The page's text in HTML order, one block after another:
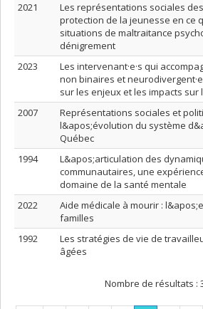
2021
Les représentations sociales
protection de la jeunesse en ce
situations de maltraitance
dénigrement
2023
Les intervenant·e·s qui
non binaires et
sur les enjeux et les impacts sur
2007
Représentations sociales et
l&apos;évolution du système
Québec
1994
L&apos;articulation des
communautaires, une
domaine de la santé mentale
2022
Aide médicale à mourir :
familles
1992
Les stratégies de vie de
âgées
Nombre de résultats :